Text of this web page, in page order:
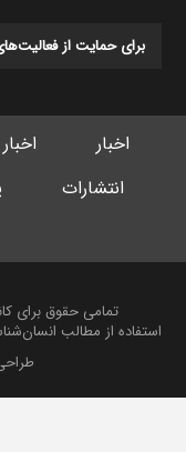
برای حمایت از
اخبار
انتشارات
تمامی حقوق برای
استفاده از مطالب